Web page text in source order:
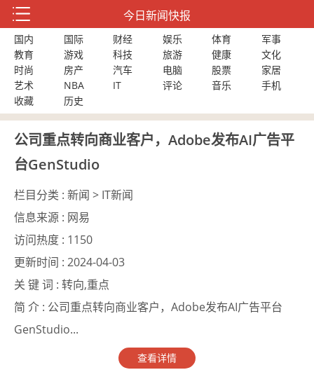
今日新闻快报
国内 国际 财经 娱乐 体育
军事
教育
游戏 科技 旅游 健康
文化
时尚
房产 汽车 电脑 股票
家居
艺术
NBA IT 评论 音乐
手机
收藏
历史
公司重点转向商业客户，Adobe发布AI广告平
台GenStudio
栏目分类 : 新闻 > IT新闻
信息来源 : 网易
访问热度 : 1150
更新时间 : 2024-04-03
关 键 词 : 转向,重点
简 介 : 公司重点转向商业客户，Adobe发布AI广告平台
GenStudio...
查看详情